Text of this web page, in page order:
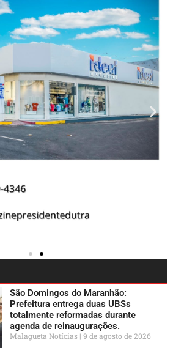
São Domingos do Maranhão:
Prefeitura entrega duas UBSs
totalmente reformadas durante
agenda de reinaugurações.
Malagueta Notícias 9 de agosto de 2026